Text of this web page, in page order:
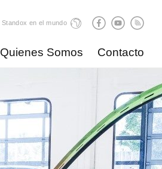
Standox en el mundo
Quienes Somos Contacto